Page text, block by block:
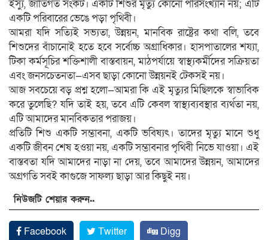
ইস্যু, জাতিগত সংকট। একটি শিশুর মৃত্যু কোনো পরিসংখ্যান নয়; এটি
একটি পরিবারের ভেঙে পড়া পৃথিবী।
আমরা যদি সত্যিই সভ্যতা, উন্নয়ন, মানবিক রাষ্ট্রের কথা বলি, তবে
শিশুদের বাঁচানোই হতে হবে সর্বোচ্চ অগ্রাধিকার। হাসপাতালের শয্যা,
টিকা কর্মসূচির শক্তিশালী বাস্তবায়ন, মাঠপর্যায়ে স্বাস্থ্যকর্মীদের সক্রিয়তা
এবং জনসচেতনতা—এসব ছাড়া কোনো উন্নয়নই টেকসই নয়।
আজ সবচেয়ে বড় প্রশ্ন হলো—আমরা কি এই মৃত্যুর মিছিলকে স্বাভাবিক
করে তুলেছি? যদি তাই হয়, তবে এটি কেবল স্বাস্থ্যব্যবস্থার ব্যর্থতা নয়,
এটি আমাদের মানবিকতার পরাজয়।
প্রতিটি শিশু একটি সম্ভাবনা, একটি ভবিষ্যৎ। তাদের মৃত্যু মানে শুধু
একটি জীবন শেষ হওয়া নয়, একটি সম্ভাবনার পৃথিবী নিভে যাওয়া। এই
বাস্তবতা যদি আমাদের নাড়া না দেয়, তবে আমাদের উন্নয়ন, আমাদের
অগ্রগতি সবই কাগুজে সাফল্য ছাড়া আর কিছুই নয়।
নিউজটি শেয়ার করুন..
Facebook Twitter
Digg